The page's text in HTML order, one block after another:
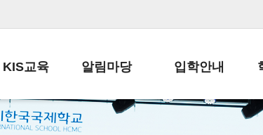
KIS교육
교육목표
알림마당
공지사항
입학안내